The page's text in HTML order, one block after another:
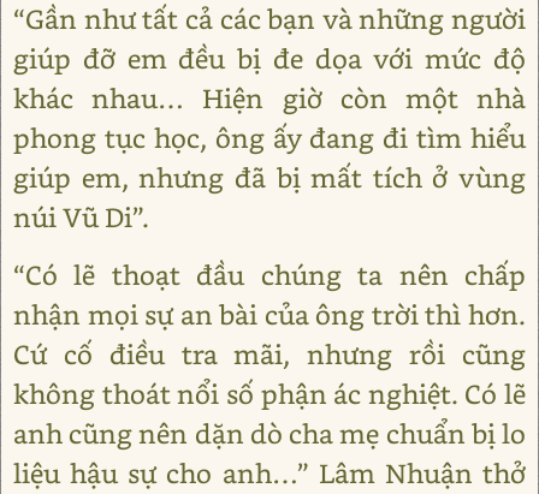
“Gần như tất cả các bạn và những người
giúp đỡ em đều bị đe dọa với mức độ
khác nhau… Hiện giờ còn một nhà
phong tục học, ông ấy đang đi tìm hiểu
giúp em, nhưng đã bị mất tích ở vùng
núi Vũ Di”.
“Có lẽ thoạt đầu chúng ta nên chấp
nhận mọi sự an bài của ông trời thì hơn.
Cứ cố điều tra mãi, nhưng rồi cũng
không thoát nổi số phận ác nghiệt. Có lẽ
anh cũng nên dặn dò cha mẹ chuẩn bị lo
liệu hậu sự cho anh…” Lâm Nhuận thở